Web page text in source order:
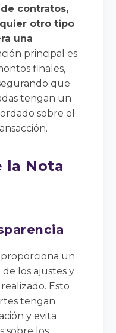
contratos,
otro tipo
una
principal es
finales,
que
tengan un
sobre el
la Nota
un
los ajustes y
Esto
tengan
y evita